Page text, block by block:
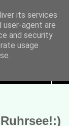
its services
user-agent are
and security
usage